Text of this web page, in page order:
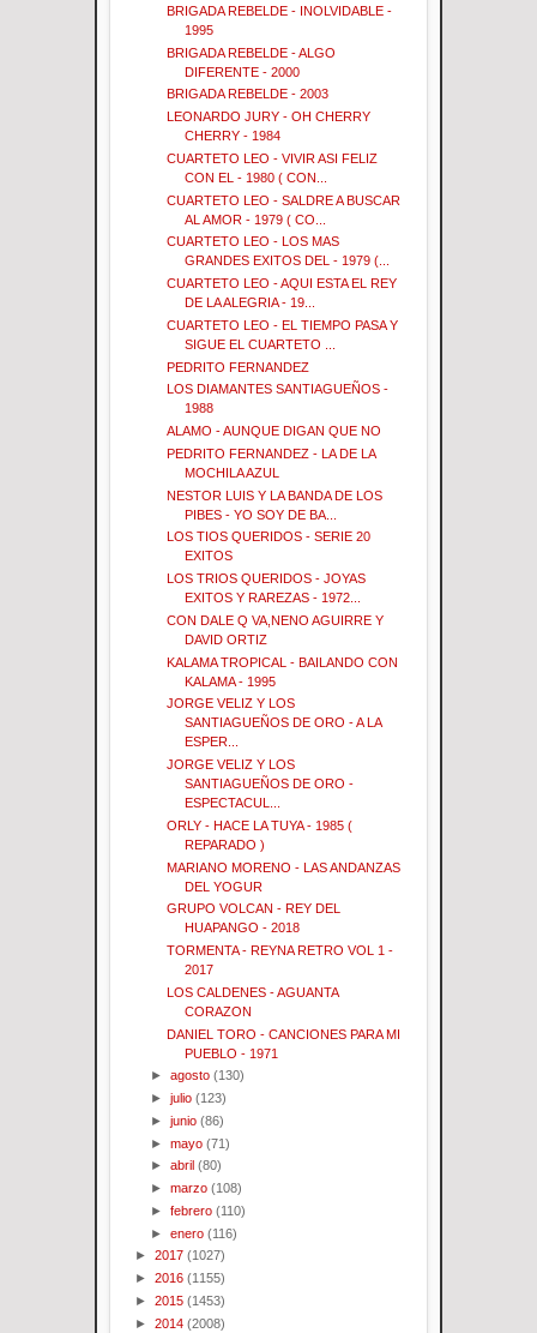
BRIGADA REBELDE - INOLVIDABLE -
1995
BRIGADA REBELDE - ALGO
DIFERENTE - 2000
BRIGADA REBELDE - 2003
LEONARDO JURY - OH CHERRY
CHERRY - 1984
CUARTETO LEO - VIVIR ASI FELIZ
CON EL - 1980 ( CON...
CUARTETO LEO - SALDRE A BUSCAR
AL AMOR - 1979 ( CO...
CUARTETO LEO - LOS MAS
GRANDES EXITOS DEL - 1979 (...
CUARTETO LEO - AQUI ESTA EL REY
DE LA ALEGRIA - 19...
CUARTETO LEO - EL TIEMPO PASA Y
SIGUE EL CUARTETO ...
PEDRITO FERNANDEZ
LOS DIAMANTES SANTIAGUEÑOS -
1988
ALAMO - AUNQUE DIGAN QUE NO
PEDRITO FERNANDEZ - LA DE LA
MOCHILA AZUL
NESTOR LUIS Y LA BANDA DE LOS
PIBES - YO SOY DE BA...
LOS TIOS QUERIDOS - SERIE 20
EXITOS
LOS TRIOS QUERIDOS - JOYAS
EXITOS Y RAREZAS - 1972...
CON DALE Q VA,NENO AGUIRRE Y
DAVID ORTIZ
KALAMA TROPICAL - BAILANDO CON
KALAMA - 1995
JORGE VELIZ Y LOS
SANTIAGUEÑOS DE ORO - A LA
ESPER...
JORGE VELIZ Y LOS
SANTIAGUEÑOS DE ORO -
ESPECTACUL...
ORLY - HACE LA TUYA - 1985 (
REPARADO )
MARIANO MORENO - LAS ANDANZAS
DEL YOGUR
GRUPO VOLCAN - REY DEL
HUAPANGO - 2018
TORMENTA - REYNA RETRO VOL 1 -
2017
LOS CALDENES - AGUANTA
CORAZON
DANIEL TORO - CANCIONES PARA MI
PUEBLO - 1971
►agosto (130)
►julio (123)
►junio (86)
►mayo (71)
►abril (80)
►marzo (108)
►febrero (110)
►enero (116)
► 2017 (1027)
► 2016 (1155)
► 2015 (1453)
► 2014 (2008)